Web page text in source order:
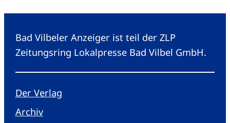
Bad Vilbeler Anzeiger ist teil der ZLP
Zeitungsring Lokalpresse Bad Vilbel GmbH.
Der Verlag
Archiv